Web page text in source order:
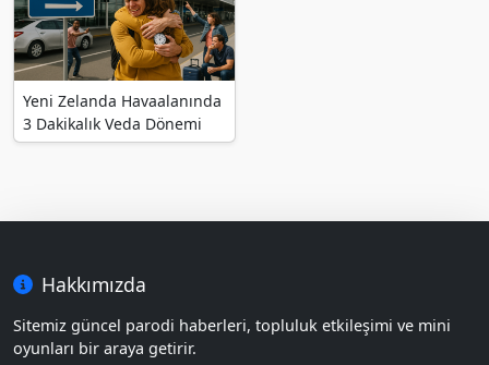
Yeni Zelanda Havaalanında
3 Dakikalık Veda Dönemi
Hakkımızda
Sitemiz güncel parodi haberleri, topluluk etkileşimi ve mini
oyunları bir araya getirir.